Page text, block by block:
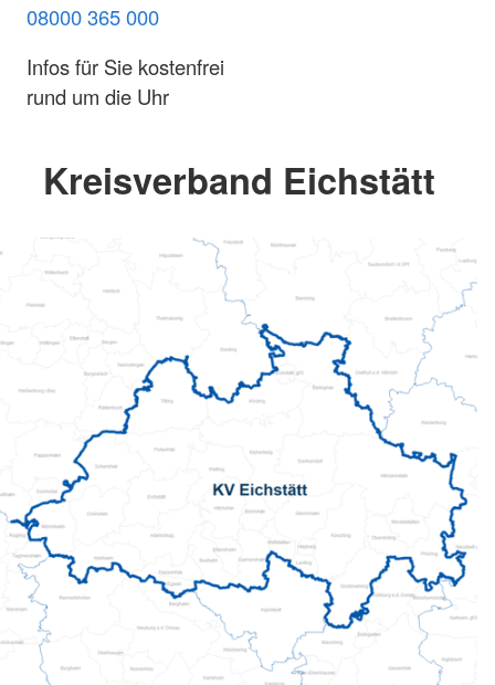
08000 365 000
Infos für Sie kostenfrei
rund um die Uhr
Kreisverband Eichstätt